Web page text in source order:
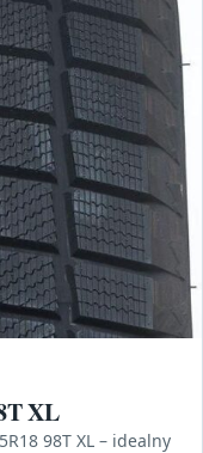
XL
98T XL – idealny